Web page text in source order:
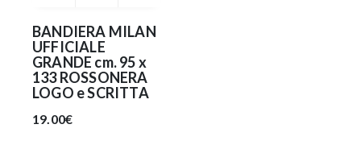
BANDIERA MILAN
UFFICIALE
GRANDE cm. 95 x
133 ROSSONERA
LOGO e SCRITTA
19.00€